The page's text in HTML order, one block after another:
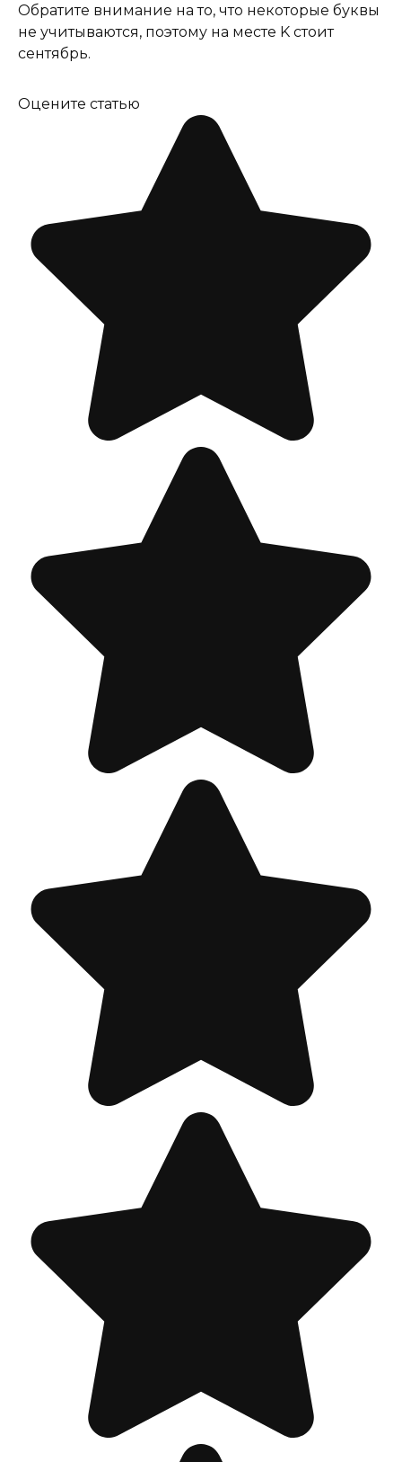
Обратите внимание на то, что некоторые буквы
не учитываются, поэтому на месте K стоит
сентябрь.
Оцените статью